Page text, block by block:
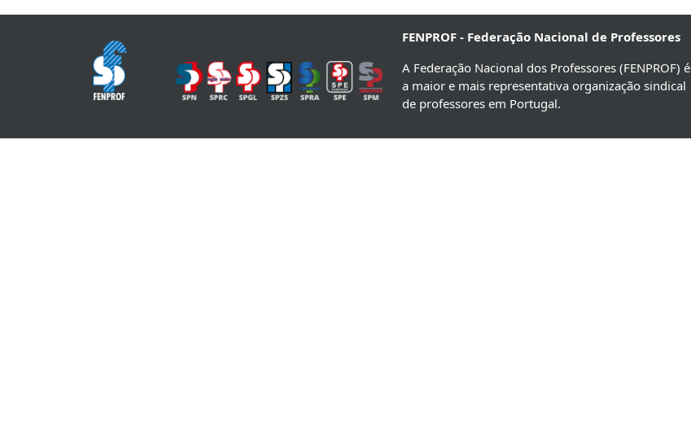
FENPROF - Federação Nacional de Professores
A Federação Nacional dos Professores (FENPROF) é
a maior e mais representativa organização sindical
de professores em Portugal.